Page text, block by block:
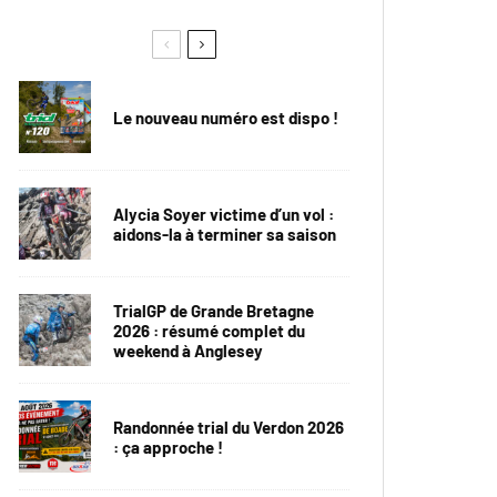
Le nouveau numéro est dispo !
Alycia Soyer victime d’un vol :
aidons-la à terminer sa saison
TrialGP de Grande Bretagne
2026 : résumé complet du
weekend à Anglesey
Randonnée trial du Verdon 2026
: ça approche !